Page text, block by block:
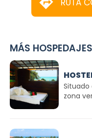
RUTA
MÁS HOSPEDAJES
Situado
zona